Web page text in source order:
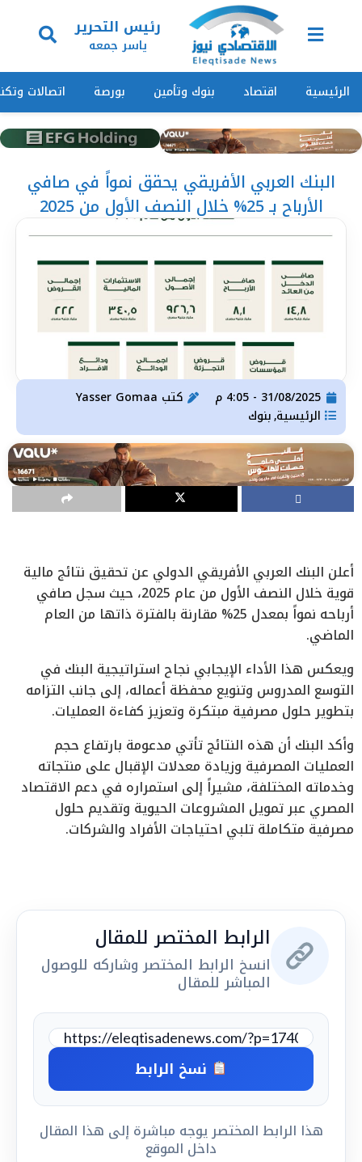
رئيس التحرير
ياسر جمعه
الرئيسية اقتصاد بنوك وتأمين بورصة اتصالات
البنك العربي الأفريقي يحقق نمواً في صافي
الأرباح بـ 25% خلال النصف الأول من 2025
31/08/2025 - 4:05 م كتب
الرئيسية, بنوك
أعلن البنك العربي الأفريقي الدولي عن تحقيق نتائج مالية
قوية خلال النصف الأول من عام 2025، حيث سجل صافي
أرباحه نمواً بمعدل 25% مقارنة بالفترة ذاتها من العام
الماضي.
ويعكس هذا الأداء الإيجابي نجاح استراتيجية البنك في
التوسع المدروس وتنويع محفظة أعماله، إلى جانب التزامه
بتطوير حلول مصرفية مبتكرة وتعزيز كفاءة العمليات.
وأكد البنك أن هذه النتائج تأتي مدعومة بارتفاع حجم
العمليات المصرفية وزيادة معدلات الإقبال على منتجاته
وخدماته المختلفة، مشيراً إلى استمراره في دعم الاقتصاد
المصري عبر تمويل المشروعات الحيوية وتقديم حلول
مصرفية متكاملة تلبي احتياجات الأفراد والشركات.
الرابط المختصر للمقال
انسخ الرابط المختصر وشاركه للوصول
المباشر للمقال
نسخ الرابط
هذا الرابط المختصر يوجه مباشرة إلى هذا المقال
داخل الموقع